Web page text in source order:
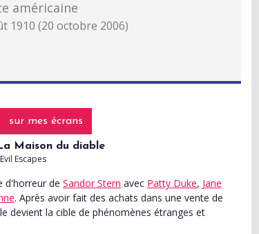
américaine
1910 (20 octobre 2006)
sur mes écrans
Maison du diable
Escapes
d'horreur de Sandor Stern avec Patty Duke, Jane
. Après avoir fait des achats dans une vente de
devient la cible de phénomènes étranges et